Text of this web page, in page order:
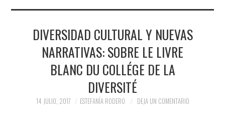
HACER BOSQUE (SALA DE
PRENSA Y
COLABORACIONES)
DIVERSIDAD CULTURAL Y NUEVAS
NARRATIVAS: SOBRE LE LIVRE
BLANC DU COLLÉGE DE LA
DIVERSITÉ
14 JULIO, 2017 ESTEFANÍA RODERO DEJA UN COMENTARIO